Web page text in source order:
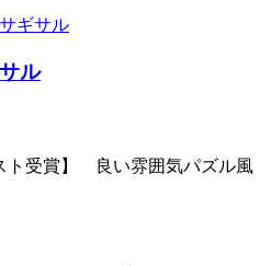
ル
ト受賞】 良い雰囲気パズル風